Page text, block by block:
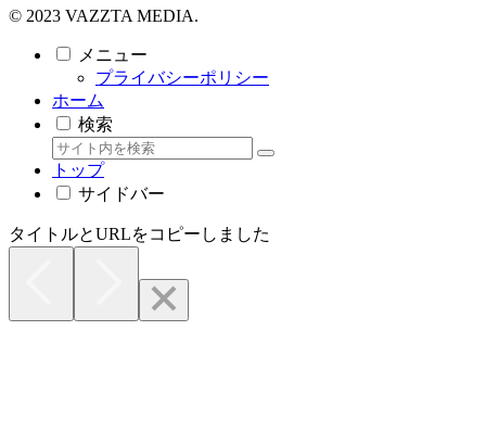
© 2023 VAZZTA MEDIA.
メニュー
プライバシーポリシー
ホーム
検索
トップ
サイドバー
タイトルとURLをコピーしました